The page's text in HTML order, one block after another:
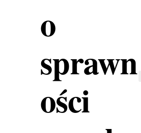
o
sprawn
ości